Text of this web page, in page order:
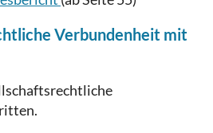
Verbundenheit mit